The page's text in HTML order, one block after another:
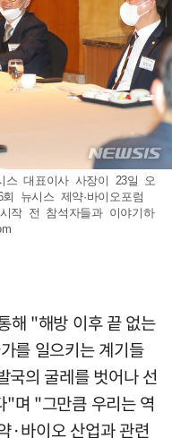
스 대표이사 사장이 23일 오
뉴시스 제약·바이오포럼
작 전 참석자들과 이야기하
해 "해방 이후 끝 없는
를 일으키는 계기들
국의 굴레를 벗어나 선
"며 "그만큼 우리는 역
·바이오 산업과 관련